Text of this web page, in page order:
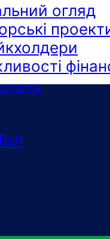
огляд